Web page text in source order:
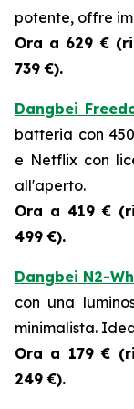
potente, offre
Ora a 629 €
739 €).
Dangbei
batteria con
e Netflix con
all'aperto.
Ora a 419 €
499 €).
Dangbei N2-
con una
minimalista.
Ora a 179 €
249 €).